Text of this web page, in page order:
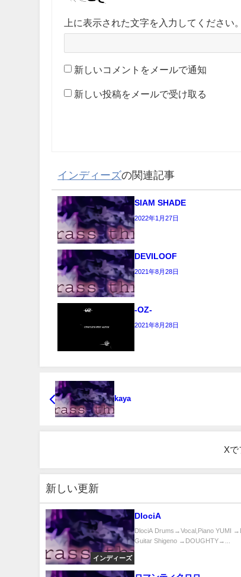
上に表示された文字を入力してください。
新しいコメントをメールで通知
新しい投稿をメールで受け取る
インディーズの関連記事
SIAM SHADE
2022年1月27日
DEVILOOF
2021年8月28日
-OZ-
2021年8月28日
kaya
Xで
新しい更新
インディーズ
DlociA
DlociA Drums→Vocal,Piano YUMI
Guitar Shigeno →DOUGHTY→...